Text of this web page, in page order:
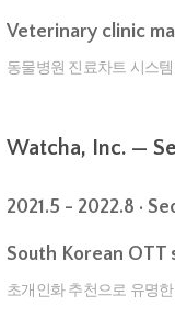
Veterinary clinic
동물병원 진료차트 시스
Watcha, Inc. —
2021.5 - 2022.8 ·
South Korean
초개인화 추천으로 유명